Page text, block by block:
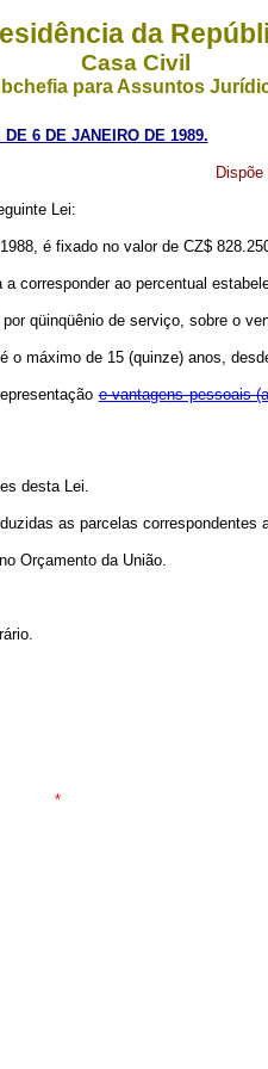
da
Casa Civil
para Assuntos
DE 6 DE JANEIRO DE 1989.
Lei:
é fixado no valor de CZ$
corresponder ao percentual
qüinqüênio de serviço, sobre o
máximo de 15 (quinze) anos,
e vantagens pessoais
desta Lei.
as parcelas
Orçamento da União.
*